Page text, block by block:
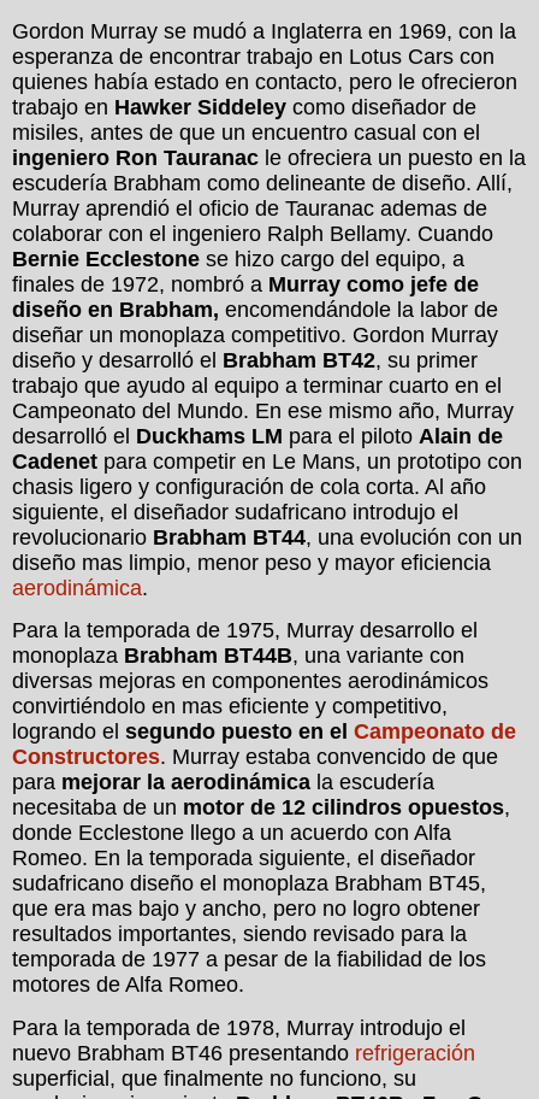
Gordon Murray se mudó a Inglaterra en 1969, con la
esperanza de encontrar trabajo en Lotus Cars con
quienes había estado en contacto, pero le ofrecieron
trabajo en Hawker Siddeley como diseñador de
misiles, antes de que un encuentro casual con el
ingeniero Ron Tauranac le ofreciera un puesto en la
escudería Brabham como delineante de diseño. Allí,
Murray aprendió el oficio de Tauranac ademas de
colaborar con el ingeniero Ralph Bellamy. Cuando
Bernie Ecclestone se hizo cargo del equipo, a
finales de 1972, nombró a Murray como jefe de
diseño en Brabham, encomendándole la labor de
diseñar un monoplaza competitivo. Gordon Murray
diseño y desarrolló el Brabham BT42, su primer
trabajo que ayudo al equipo a terminar cuarto en el
Campeonato del Mundo. En ese mismo año, Murray
desarrolló el Duckhams LM para el piloto Alain de
Cadenet para competir en Le Mans, un prototipo con
chasis ligero y configuración de cola corta. Al año
siguiente, el diseñador sudafricano introdujo el
revolucionario Brabham BT44, una evolución con un
diseño mas limpio, menor peso y mayor eficiencia
aerodinámica.
Para la temporada de 1975, Murray desarrollo el
monoplaza Brabham BT44B, una variante con
diversas mejoras en componentes aerodinámicos
convirtiéndolo en mas eficiente y competitivo,
logrando el segundo puesto en el Campeonato de
Constructores. Murray estaba convencido de que
para mejorar la aerodinámica la escudería
necesitaba de un motor de 12 cilindros opuestos,
donde Ecclestone llego a un acuerdo con Alfa
Romeo. En la temporada siguiente, el diseñador
sudafricano diseño el monoplaza Brabham BT45,
que era mas bajo y ancho, pero no logro obtener
resultados importantes, siendo revisado para la
temporada de 1977 a pesar de la fiabilidad de los
motores de Alfa Romeo.
Para la temporada de 1978, Murray introdujo el
nuevo Brabham BT46 presentando refrigeración
superficial, que finalmente no funciono, su